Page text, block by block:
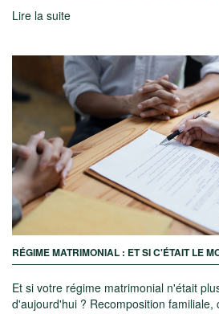
Lire la suite
RÉGIME MATRIMONIAL : ET SI C'ÉTAIT LE
Et si votre régime matrimonial n'était
d'aujourd'hui ? Recomposition familiale,